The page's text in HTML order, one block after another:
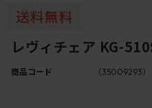
レヴィチェア KG-
商品コード （35009293）